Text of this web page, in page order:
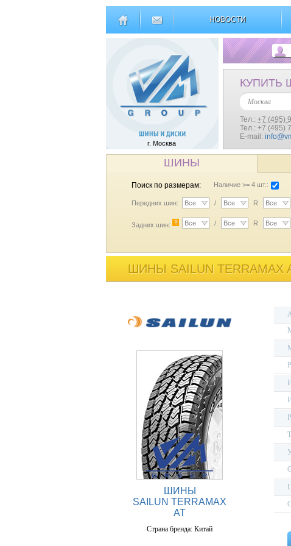
НОВОСТИ
г. Москва
КУПИТЬ
Москва
Тел.: +7 (495)
Тел.: +7 (495)
E-mail:
ШИНЫ
Поиск по размерам: Наличие >= 4 шт.:
Передних шин: Все / Все R Все
Задних шин: ? Все / Все R Все
ШИНЫ SAILUN TERRAMAX
ШИНЫ
SAILUN TERRAMAX
AT
Страна бренда: Китай